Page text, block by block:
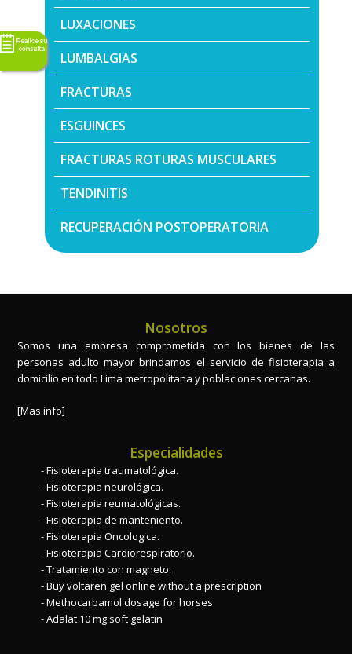
LUXACIONES
LUMBALGIAS
FRACTURAS
ESGUINCES
FRACTURAS ROTURAS MUSCULARES
TENDINITIS
RECUPERACIÓN POSTOPERATORIA
Nosotros
Somos una empresa comprometida con los bienes de las
personas adulto mayor brindamos el servicio de fisioterapia a
domicilio en todo Lima metropolitana y poblaciones cercanas.
[Mas info]
Especialidades
Fisioterapia traumatológica.
Fisioterapia neurológica.
Fisioterapia reumatológicas.
Fisioterapia de manteniento.
Fisioterapia Oncologica.
Fisioterapia Cardiorespiratorio.
Tratamiento con magneto.
Buy voltaren gel online without a prescription
Methocarbamol dosage for horses
Adalat 10 mg soft gelatin